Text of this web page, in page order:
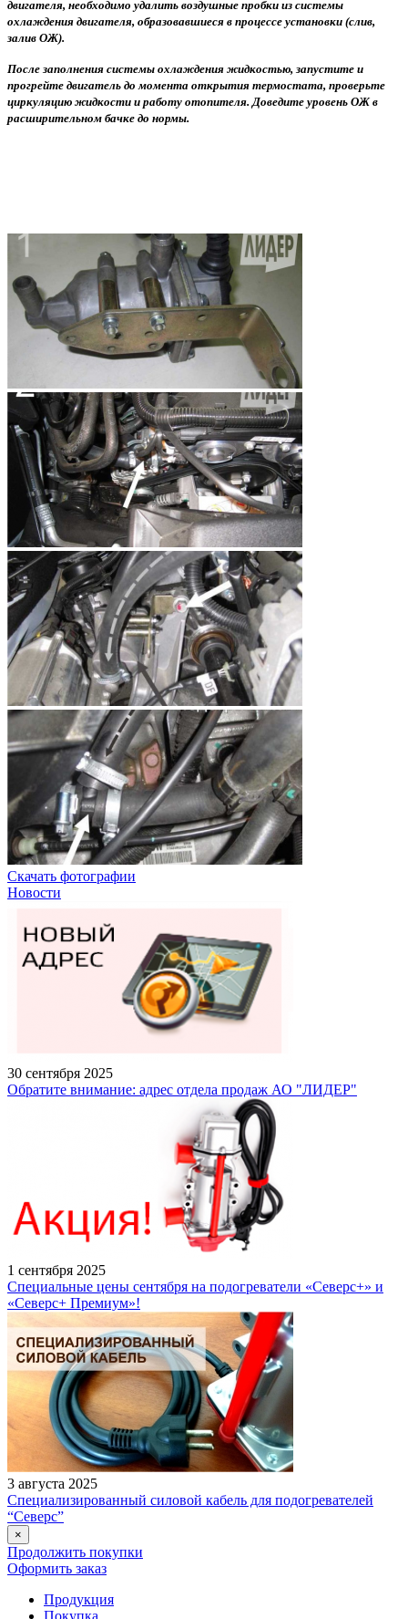
двигателя, необходимо удалить воздушные пробки из системы
охлаждения двигателя, образовавшиеся в процессе установки (слив,
залив ОЖ).
После заполнения системы охлаждения жидкостью, запустите и
прогрейте двигатель до момента открытия термостата, проверьте
циркуляцию жидкости и работу отопителя. Доведите уровень ОЖ в
расширительном бачке до нормы.
Скачать фотографии
Новости
30 сентября 2025
Обратите внимание: адрес отдела продаж АО "ЛИДЕР"
1 сентября 2025
Специальные цены сентября на подогреватели «Северс+» и
«Северс+ Премиум»!
3 августа 2025
Специализированный силовой кабель для подогревателей
“Северс”
×
Продолжить покупки
Оформить заказ
Продукция
Покупка